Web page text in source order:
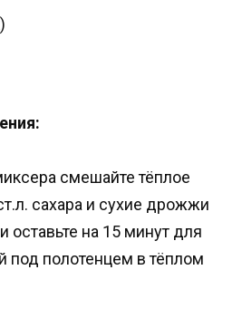
смешайте тёплое
сахара и сухие дрожжи
оставьте на 15 минут для
под полотенцем в тёплом